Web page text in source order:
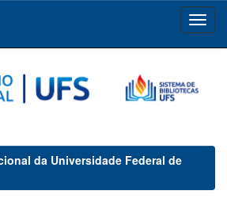
da Universidade Federal de